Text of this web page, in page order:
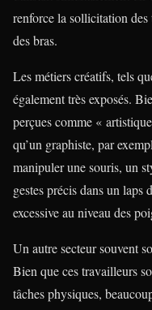
renforce la sollicitation des
des bras.
Les métiers créatifs, tels
également très exposés.
perçues comme «
qu’un graphiste, par
manipuler une souris, un
gestes précis dans un laps
excessive au niveau des
Un autre secteur souvent
Bien que ces travailleurs
tâches physiques,